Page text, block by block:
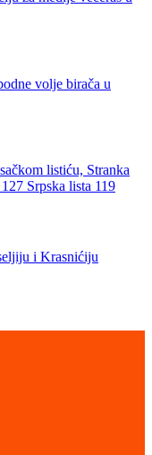
volje birača u
listiću, Stranka
Srpska lista 119
i Krasnićiju